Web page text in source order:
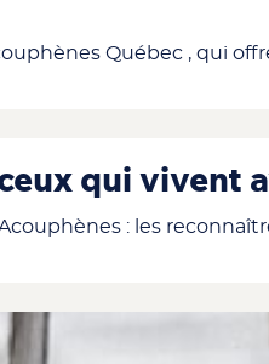
Québec , qui
qui vivent
: les